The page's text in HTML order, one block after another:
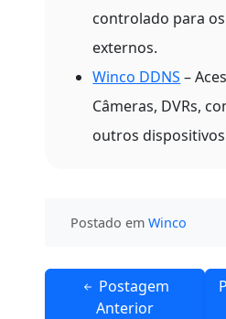
controlado para
externos.
Winco DDNS –
Câmeras, DVRs,
outros
Postado emWinco
Navegação
Postagem
Anterior